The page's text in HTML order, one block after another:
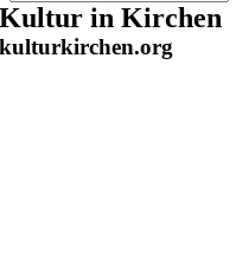
Zum
Inhalt
springen
Kultur in Kirchen
kulturkirchen.org